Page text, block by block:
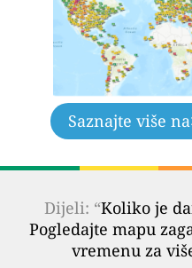
Saznajte više na
Dijeli: “Koliko je
Pogledajte mapu
vremenu za